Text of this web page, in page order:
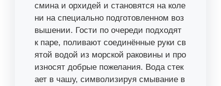
смина и орхидей и становятся на коле
ни на специально подготовленном воз
вышении. Гости по очереди подходят
к паре, поливают соединённые руки св
ятой водой из морской раковины и про
износят добрые пожелания. Вода стек
ает в чашу, символизируя смывание в